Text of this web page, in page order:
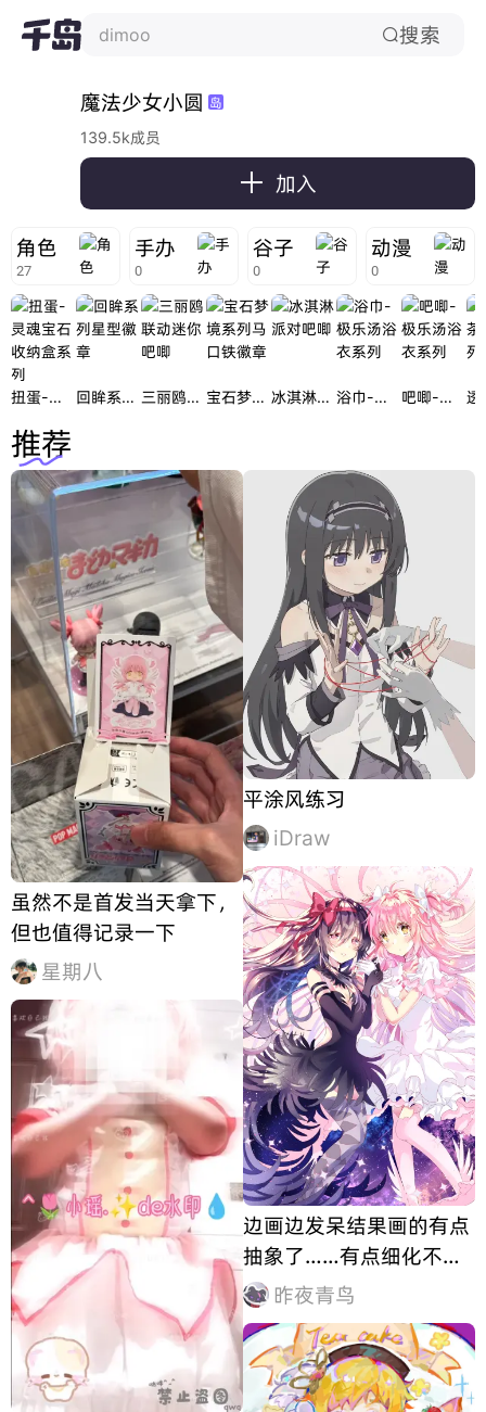
dimoo 搜索
魔法少女小圆 岛
139.5k成员
 加入
角色
27
手办
0
谷子
0
动漫
0
扭蛋-灵魂宝石收纳盒系列 回眸系列星型徽章 三丽鸥联动迷你吧唧 宝石梦境系列马口铁徽章 冰淇淋派对吧唧 浴巾-极乐汤浴衣系列 吧唧-极乐汤浴衣系列
推荐
虽然不是首发当天拿下，
但也值得记录一下
星期八
平涂风练习
iDraw
边画边发呆结果画的有点
抽象了……有点细化不下
去了但是这个脸我还蛮喜
欢所以发发（躺下）
昨夜青鸟